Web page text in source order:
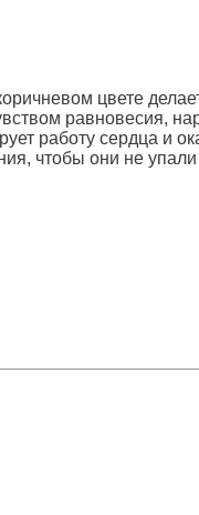
цвете
равновесия,
работу сердца и
чтобы они не